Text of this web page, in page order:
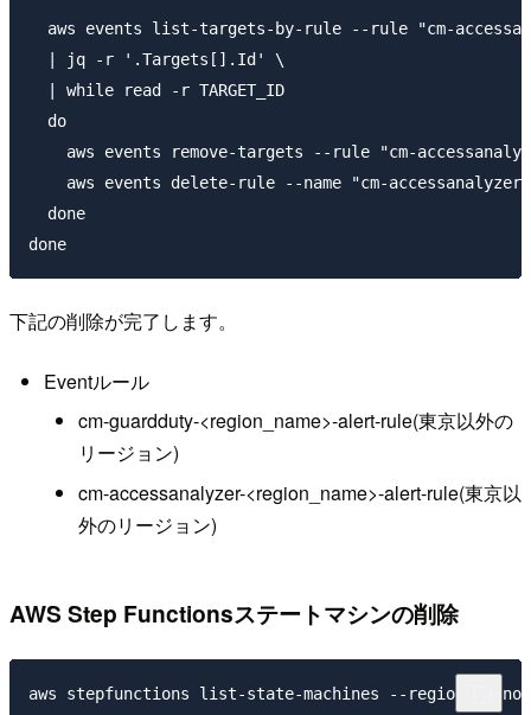
aws events list-targets-by-rule --rule "cm-
  | jq -r '.Targets[].Id' \
  | while read -r TARGET_ID
  do
aws events remove-targets --rule "cm-
aws events delete-rule --name "cm-
  done
下記の削除が完了します。
Eventルール
cm-guardduty-<region_name>-alert-rule(東京以外の
リージョン)
cm-accessanalyzer-<region_name>-alert-rule(東京以
外のリージョン)
AWS Step Functionsステートマシンの削除
aws stepfunctions list-state-machines --region ap-